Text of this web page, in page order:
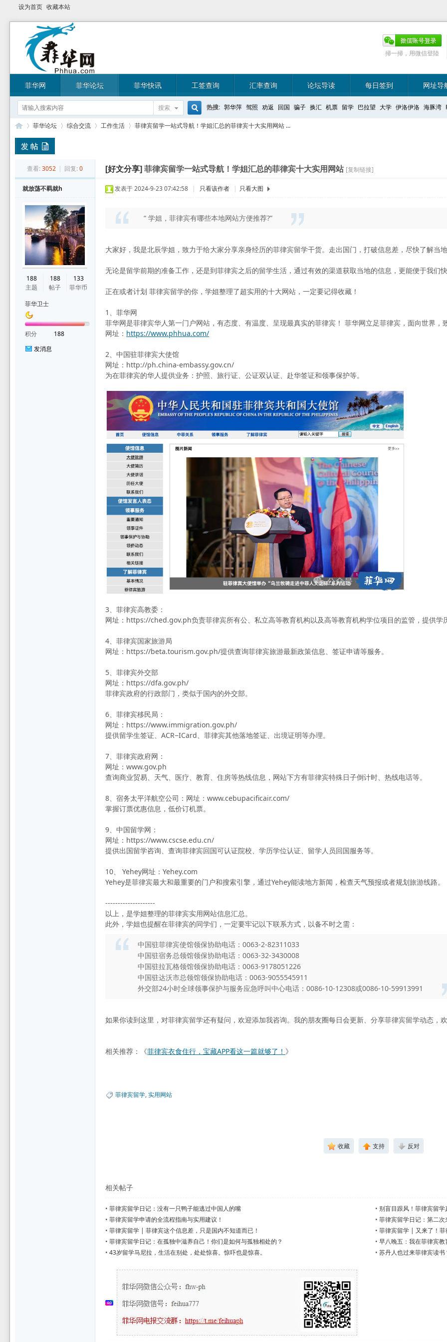
设为首页 收藏本站
掃一掃，用微信登陸
菲华网 菲华论坛 菲华快讯 工签查询 汇率查询 论坛导读 每日签到 网址导
搜索
搜
索
热搜: 郭华萍 驾照 劝返 回国 骗子 换汇 机票 留学 巴拉望 大学 伊洛伊洛 海豚湾
菲华论坛 综合交流 工作生活
›
菲律宾留学一站式导航！学姐汇总的菲律宾十大实用网站 ...
查看: 3052 | 回复: 0 [好文分享] 菲律宾留学一站式导航！学姐汇总的菲律宾十大实用网站 [复制链接]
就放荡不羁就h
188
主题
188
帖子
133
菲华币
菲华卫士
积分
188
发消息
发表于 2024-9-23 07:42:58 | 只看该作者 | 只看大图
“ 学姐，菲律宾有哪些本地网站方便推荐?”
大家好，我是北辰学姐，致力于给大家分享亲身经历的菲律宾留学干货。走出国门，打破信息差，尽快了解当
无论是留学前期的准备工作，还是到菲律宾之后的留学生活，通过有效的渠道获取当地的信息，更能便于我们快
正在或者计划 菲律宾留学的你，学姐整理了超实用的十大网站，一定要记得收藏！
1、菲华网
菲华网是菲律宾华人第一门户网站，有态度、有温度、呈现最真实的菲律宾！ 菲华网立足菲律宾，面向世界，
网址： https://www.phhua.com/
2、中国驻菲律宾大使馆
网址：http://ph.china-embassy.gov.cn/
为在菲律宾的华人提供业务：护照、旅行证、公证双认证、赴华签证和领事保护等。
3、菲律宾高教委：
网址：https://ched.gov.ph负责菲律宾所有公、私立高等教育机构以及高等教育机构学位项目的监管，提供学
4、菲律宾国家旅游局
网址：https://beta.tourism.gov.ph/提供查询菲律宾旅游最新政策信息、签证申请等服务。
5、菲律宾外交部
网址：https://dfa.gov.ph/
菲律宾政府的行政部门，类似于国内的外交部。
6、菲律宾移民局：
网址：https://www.immigration.gov.ph/
提供留学生签证、ACR−ICard、菲律宾其他落地签证、出境证明等办理。
7、菲律宾政府网：
网址：www.gov.ph
查询商业贸易、天气、医疗、教育、住房等热线信息，网站下方有菲律宾特殊日子倒计时、热线电话等。
8、宿务太平洋航空公司：网址：www.cebupacificair.com/
掌握订票优惠信息，低价订机票。
9、中国留学网：
网址：https://www.cscse.edu.cn/
提供出国留学咨询、查询菲律宾回国可认证院校、学历学位认证、留学人员回国服务等。
10、 Yehey网址：Yehey.com
Yehey是菲律宾最大和最重要的门户和搜索引擎，通过Yehey能读地方新闻，检查天气预报或者规划旅游线路。
--------------------
以上，是学姐整理的菲律宾实用网站信息汇总。
此外，学姐也提醒在菲律宾的同学们，一定要牢记以下联系方式，以备不时之需：
中国驻菲律宾使馆领保协助电话：0063-2-82311033
中国驻宿务总领馆领保协助电话：0063-32-3430008
中国驻拉瓦格领馆领保协助电话：0063-9178051226
中国驻达沃市总领馆领保协助电话：0063-9055545911
外交部24小时全球领事保护与服务应急呼叫中心电话：0086-10-12308或0086-10-59913991
如果你读到这里，对菲律宾留学还有疑问，欢迎添加我咨询。我的朋友圈每日会更新、分享菲律宾留学动态，欢
相关推荐：《菲律宾衣食住行，宝藏APP看这一篇就够了！ 》
菲律宾留学,实用网站
收藏 支持 反对
相关帖子
•菲律宾留学日记：没有一只鸭子能逃过中国人的嘴 •别盲目跟风！菲律宾留学
•菲律宾留学申请的全流程指南与实用建议！ •菲律宾留学日记：第二
•菲律宾留学 | 菲律宾这个信息差，只是国内不知道而已！ •菲律宾留学 | 又来了！菲
•菲律宾留学日记：在孤独中滋养自己！你们是如何与孤独相处的？ •早八晚五：我在菲律宾
•43岁留学马尼拉，生活在别处，处处惊喜。惊吓也是惊喜。 •苏丹人也过来菲律宾读书